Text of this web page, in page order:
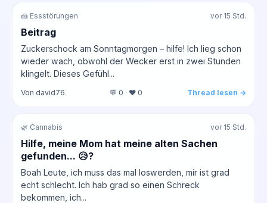
🍰 Essstörungen vor 15 Std.
Beitrag
Zuckerschock am Sonntagmorgen – hilfe! Ich lieg schon
wieder wach, obwohl der Wecker erst in zwei Stunden
klingelt. Dieses Gefühl...
Von david76 💬 0 · ❤️ 0 Thread lesen →
🌿 Cannabis vor 15 Std.
Hilfe, meine Mom hat meine alten Sachen
gefunden... 😥?
Boah Leute, ich muss das mal loswerden, mir ist grad
echt schlecht. Ich hab grad so einen Schreck
bekommen, ich...